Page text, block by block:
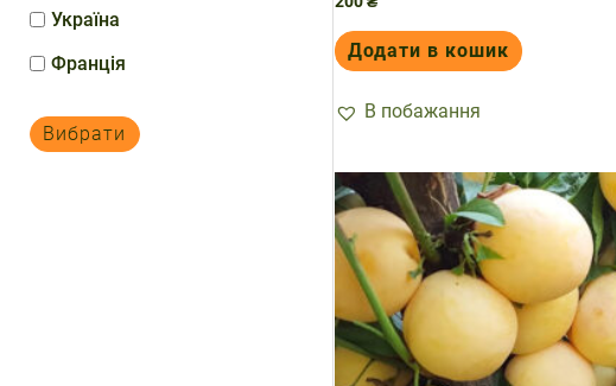
Україна
Франція
Вибрати
Додати в кошик
В побажання